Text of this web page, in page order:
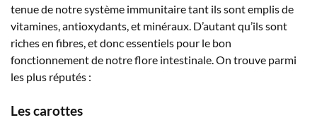
tenue de notre système immunitaire tant ils sont emplis de
vitamines, antioxydants, et minéraux. D’autant qu’ils sont
riches en fibres, et donc essentiels pour le bon
fonctionnement de notre flore intestinale. On trouve parmi
les plus réputés :
Les carottes